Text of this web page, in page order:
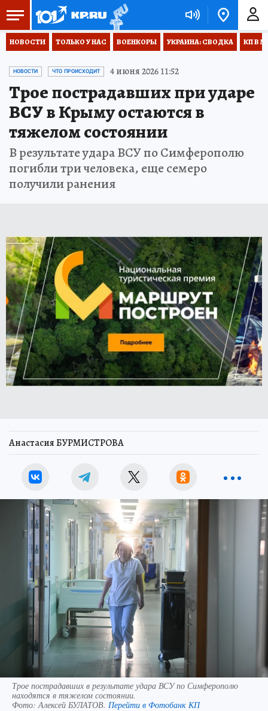
НОВОСТИ ТОЛЬКО У НАС ВОЕНКОРЫ УКРАИНА: СВОДКА КП В
НОВОСТИ ЧТО ПРОИСХОДИТ 4 июня 2026 11:52
Трое пострадавших при ударе
ВСУ в Крыму остаются в
тяжелом состоянии
В результате удара ВСУ по Симферополю
погибли три человека, еще семеро
получили ранения
Анастасия БУРМИСТРОВА
Трое пострадавших в результате удара ВСУ по Симферополю
находятся в тяжелом состоянии.
Фото: Алексей БУЛАТОВ. Перейти в Фотобанк КП